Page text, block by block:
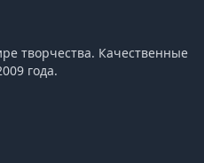
творчества. Качественные
года.